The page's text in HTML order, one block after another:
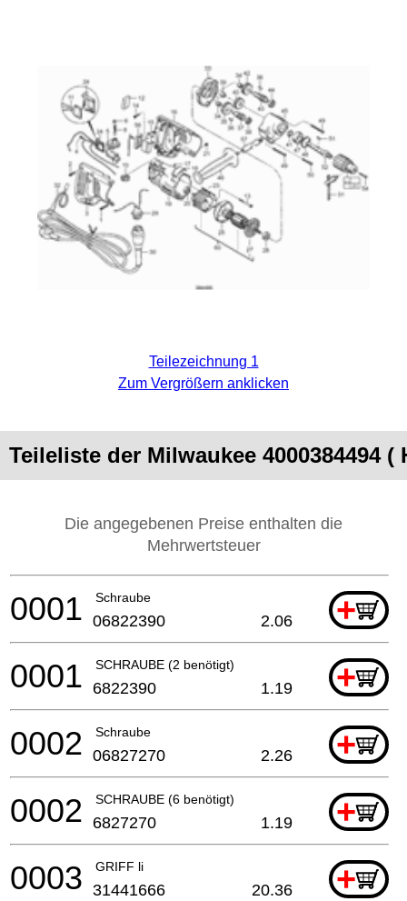
Teilezeichnung 1
Zum Vergrößern anklicken
Teileliste der Milwaukee 4000384494 (
Die angegebenen Preise enthalten die
Mehrwertsteuer
Schraube +
0001 06822390 2.06
SCHRAUBE (2 benötigt) +
0001 6822390 1.19
Schraube +
0002 06827270 2.26
SCHRAUBE (6 benötigt) +
0002 6827270 1.19
GRIFF li +
0003 31441666 20.36